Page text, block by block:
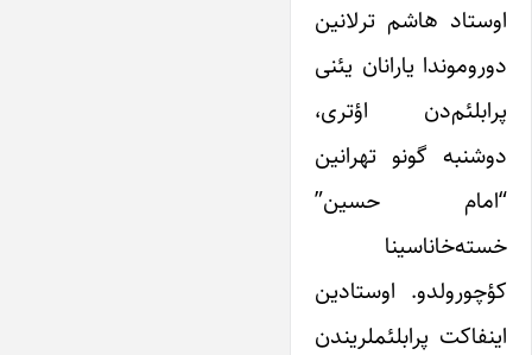
اوستاد هاشم ترلانین
دوروموندا یارانان یئنی
پرابلئم‌دن اؤتری،
دوشنبه گونو تهرانین
“امام حسین”
خسته‌خاناسینا
کؤچورولدو. اوستادین
اینفاکت پرابلئملریندن